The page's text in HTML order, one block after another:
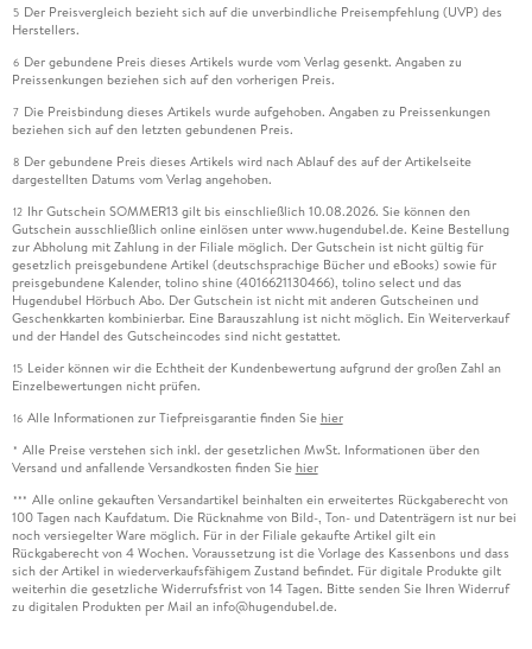
5 Der Preisvergleich bezieht sich auf die unverbindliche Preisempfehlung (UVP) des
Herstellers.
6 Der gebundene Preis dieses Artikels wurde vom Verlag gesenkt. Angaben zu
Preissenkungen beziehen sich auf den vorherigen Preis.
7 Die Preisbindung dieses Artikels wurde aufgehoben. Angaben zu Preissenkungen
beziehen sich auf den letzten gebundenen Preis.
8 Der gebundene Preis dieses Artikels wird nach Ablauf des auf der Artikelseite
dargestellten Datums vom Verlag angehoben.
12 Ihr Gutschein SOMMER13 gilt bis einschließlich 10.08.2026. Sie können den
Gutschein ausschließlich online einlösen unter www.hugendubel.de. Keine Bestellung
zur Abholung mit Zahlung in der Filiale möglich. Der Gutschein ist nicht gültig für
gesetzlich preisgebundene Artikel (deutschsprachige Bücher und eBooks) sowie für
preisgebundene Kalender, tolino shine (4016621130466), tolino select und das
Hugendubel Hörbuch Abo. Der Gutschein ist nicht mit anderen Gutscheinen und
Geschenkkarten kombinierbar. Eine Barauszahlung ist nicht möglich. Ein Weiterverkauf
und der Handel des Gutscheincodes sind nicht gestattet.
15 Leider können wir die Echtheit der Kundenbewertung aufgrund der großen Zahl an
Einzelbewertungen nicht prüfen.
16 Alle Informationen zur Tiefpreisgarantie finden Sie hier
* Alle Preise verstehen sich inkl. der gesetzlichen MwSt. Informationen über den
Versand und anfallende Versandkosten finden Sie hier
*** Alle online gekauften Versandartikel beinhalten ein erweitertes Rückgaberecht von
100 Tagen nach Kaufdatum. Die Rücknahme von Bild-, Ton- und Datenträgern ist nur bei
noch versiegelter Ware möglich. Für in der Filiale gekaufte Artikel gilt ein
Rückgaberecht von 4 Wochen. Voraussetzung ist die Vorlage des Kassenbons und dass
sich der Artikel in wiederverkaufsfähigem Zustand befindet. Für digitale Produkte gilt
weiterhin die gesetzliche Widerrufsfrist von 14 Tagen. Bitte senden Sie Ihren Widerruf
zu digitalen Produkten per Mail an info@hugendubel.de.